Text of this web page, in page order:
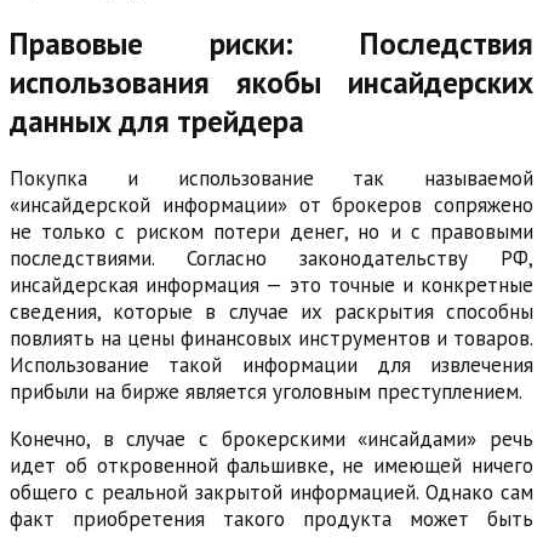
Правовые риски: Последствия
использования якобы инсайдерских
данных для трейдера
Покупка и использование так называемой
«инсайдерской информации» от брокеров сопряжено
не только с риском потери денег, но и с правовыми
последствиями. Согласно законодательству РФ,
инсайдерская информация — это точные и конкретные
сведения, которые в случае их раскрытия способны
повлиять на цены финансовых инструментов и товаров.
Использование такой информации для извлечения
прибыли на бирже является уголовным преступлением.
Конечно, в случае с брокерскими «инсайдами» речь
идет об откровенной фальшивке, не имеющей ничего
общего с реальной закрытой информацией. Однако сам
факт приобретения такого продукта может быть